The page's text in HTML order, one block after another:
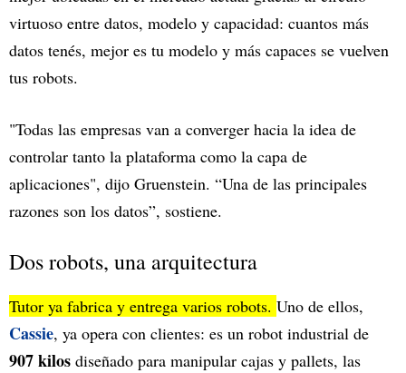
virtuoso entre datos, modelo y capacidad: cuantos más
datos tenés, mejor es tu modelo y más capaces se vuelven
tus robots.
"Todas las empresas van a converger hacia la idea de
controlar tanto la plataforma como la capa de
aplicaciones", dijo Gruenstein. “Una de las principales
razones son los datos”, sostiene.
Dos robots, una arquitectura
Tutor ya fabrica y entrega varios robots. Uno de ellos,
Cassie, ya opera con clientes: es un robot industrial de
907 kilos diseñado para manipular cajas y pallets, las